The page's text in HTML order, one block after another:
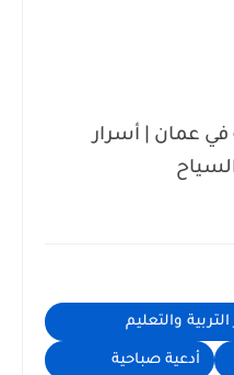
في عمان | أسرار
التربية والتعليم
أدعية صباحية